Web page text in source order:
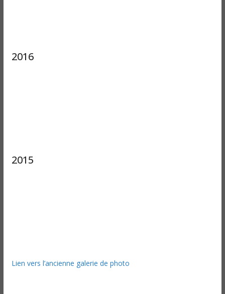
2016
2015
Lien vers l’ancienne galerie de photo